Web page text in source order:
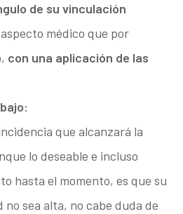
de su vinculación
médico que por
con una aplicación de las
que alcanzará la
lo deseable e incluso
hasta el momento, es que su
sea alta, no cabe duda de